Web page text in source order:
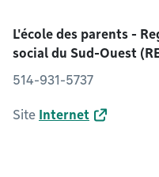
L'école des parents -
social du Sud-Ouest
514-931-5737
Site Internet